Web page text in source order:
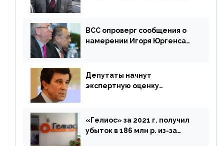
ВСС опроверг сообщения о
намерении Игоря Юргенса
Депутаты начнут
экспертную оценку
«Гелиос» за 2021 г. получил
убыток в 186 млн р. из-за